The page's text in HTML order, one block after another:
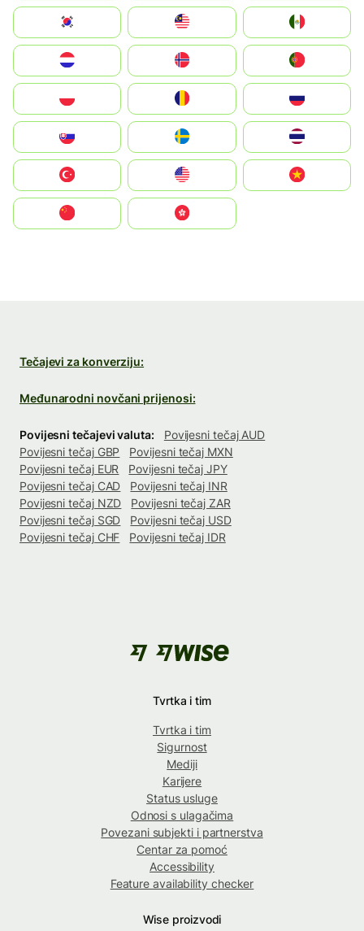
South Korea
United States
中國香港特別行政區
Tečajevi za konverziju:
Međunarodni novčani prijenosi:
Povijesni tečajevi valuta:
Povijesni tečaj AUD
Povijesni tečaj GBP
Povijesni tečaj MXN
Povijesni tečaj EUR
Povijesni tečaj JPY
Povijesni tečaj CAD
Povijesni tečaj INR
Povijesni tečaj NZD
Povijesni tečaj ZAR
Povijesni tečaj SGD
Povijesni tečaj USD
Povijesni tečaj CHF
Povijesni tečaj IDR
Tvrtka i tim
Tvrtka i tim
Sigurnost
Mediji
Karijere
Status usluge
Odnosi s ulagačima
Povezani subjekti i partnerstva
Centar za pomoć
Accessibility
Feature availability checker
Wise proizvodi